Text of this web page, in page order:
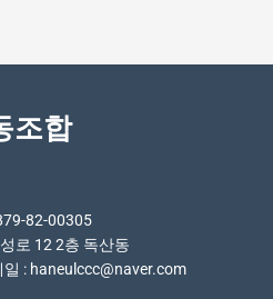
조합
82-00305
로 12 2층 독산동
: haneulccc@naver.com